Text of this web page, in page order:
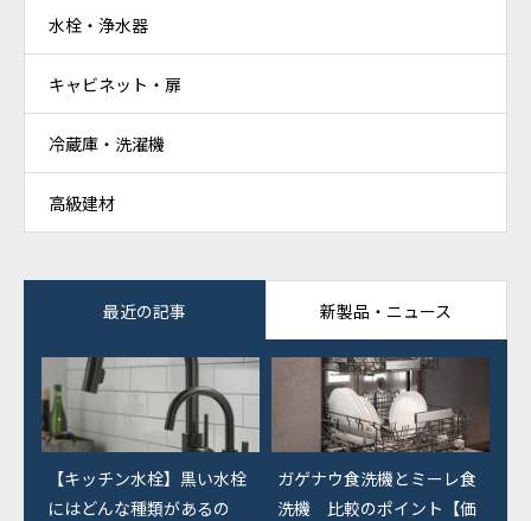
水栓・浄水器
キャビネット・扉
冷蔵庫・洗濯機
高級建材
最近の記事 新製品・ニュース
【キッチン水栓】黒い水栓
にはどんな種類があるの
ガゲナウ食洗機とミーレ食
洗機 比較のポイント【価
【東京エリア】オーダーキ
ッチン検討の際に行ってお